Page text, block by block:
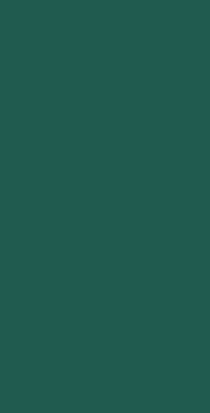
webbplats.
webbplats.